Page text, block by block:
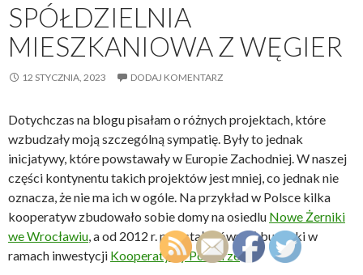
SPÓŁDZIELNIA
MIESZKANIOWA Z WĘGIER
12 STYCZNIA, 2023 DODAJ KOMENTARZ
Dotychczas na blogu pisałam o różnych projektach, które
wzbudzały moją szczególną sympatię. Były to jednak
inicjatywy, które powstawały w Europie Zachodniej. W naszej
części kontynentu takich projektów jest mniej, co jednak nie
oznacza, że nie ma ich w ogóle. Na przykład w Polsce kilka
kooperatyw zbudowało sobie domy na osiedlu Nowe Żerniki
we Wrocławiu, a od 2012 r. powstały również budynki w
ramach inwestycji Kooperatywy Pomorze.